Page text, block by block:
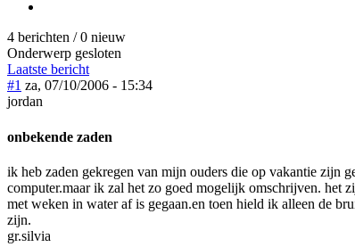
4 berichten / 0 nieuw
Onderwerp gesloten
Laatste bericht
#1 za, 07/10/2006 - 15:34
jordan
onbekende zaden
ik heb zaden gekregen van mijn ouders die op vakantie zijn
computer.maar ik zal het zo goed mogelijk omschrijven. het
met weken in water af is gegaan.en toen hield ik alleen de
zijn.
gr.silvia